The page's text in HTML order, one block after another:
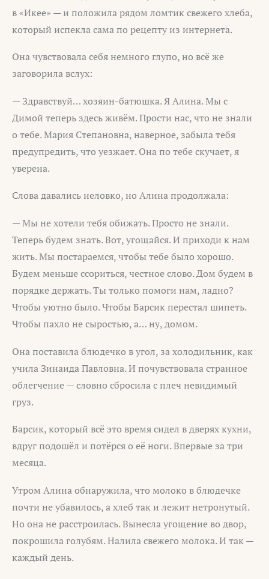
в «Икее» — и положила рядом ломтик свежего хлеба,
который испекла сама по рецепту из интернета.
Она чувствовала себя немного глупо, но всё же
заговорила вслух:
— Здравствуй… хозяин-батюшка. Я Алина. Мы с
Димой теперь здесь живём. Прости нас, что не знали
о тебе. Мария Степановна, наверное, забыла тебя
предупредить, что уезжает. Она по тебе скучает, я
уверена.
Слова давались неловко, но Алина продолжала:
— Мы не хотели тебя обижать. Просто не знали.
Теперь будем знать. Вот, угощайся. И приходи к нам
жить. Мы постараемся, чтобы тебе было хорошо.
Будем меньше ссориться, честное слово. Дом будем в
порядке держать. Ты только помоги нам, ладно?
Чтобы уютно было. Чтобы Барсик перестал шипеть.
Чтобы пахло не сыростью, а… ну, домом.
Она поставила блюдечко в угол, за холодильник, как
учила Зинаида Павловна. И почувствовала странное
облегчение — словно сбросила с плеч невидимый
груз.
Барсик, который всё это время сидел в дверях кухни,
вдруг подошёл и потёрся о её ноги. Впервые за три
месяца.
Утром Алина обнаружила, что молоко в блюдечке
почти не убавилось, а хлеб так и лежит нетронутый.
Но она не расстроилась. Вынесла угощение во двор,
покрошила голубям. Налила свежего молока. И так —
каждый день.